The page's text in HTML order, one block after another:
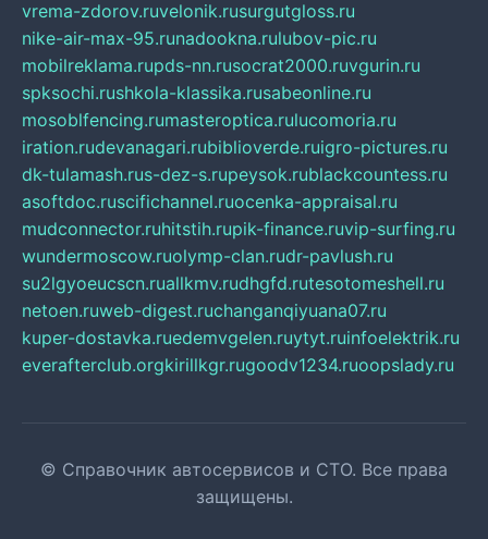
vrema-zdorov.ruvelonik.rusurgutgloss.ru
nike-air-max-95.runadookna.rulubov-pic.ru
mobilreklama.rupds-nn.rusocrat2000.ruvgurin.ru
spksochi.rushkola-klassika.rusabeonline.ru
mosoblfencing.rumasteroptica.rulucomoria.ru
iration.rudevanagari.rubiblioverde.ruigro-pictures.ru
dk-tulamash.rus-dez-s.rupeysok.rublackcountess.ru
asoftdoc.ruscifichannel.ruocenka-appraisal.ru
mudconnector.ruhitstih.rupik-finance.ruvip-surfing.ru
wundermoscow.ruolymp-clan.rudr-pavlush.ru
su2lgyoeucscn.ruallkmv.rudhgfd.rutesotomeshell.ru
netoen.ruweb-digest.ruchanganqiyuana07.ru
kuper-dostavka.ruedemvgelen.ruytyt.ruinfoelektrik.ru
everafterclub.orgkirillkgr.rugoodv1234.ruoopslady.ru
© Справочник автосервисов и СТО. Все права
защищены.